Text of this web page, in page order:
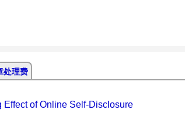
处理费
Effect of Online Self-Disclosure